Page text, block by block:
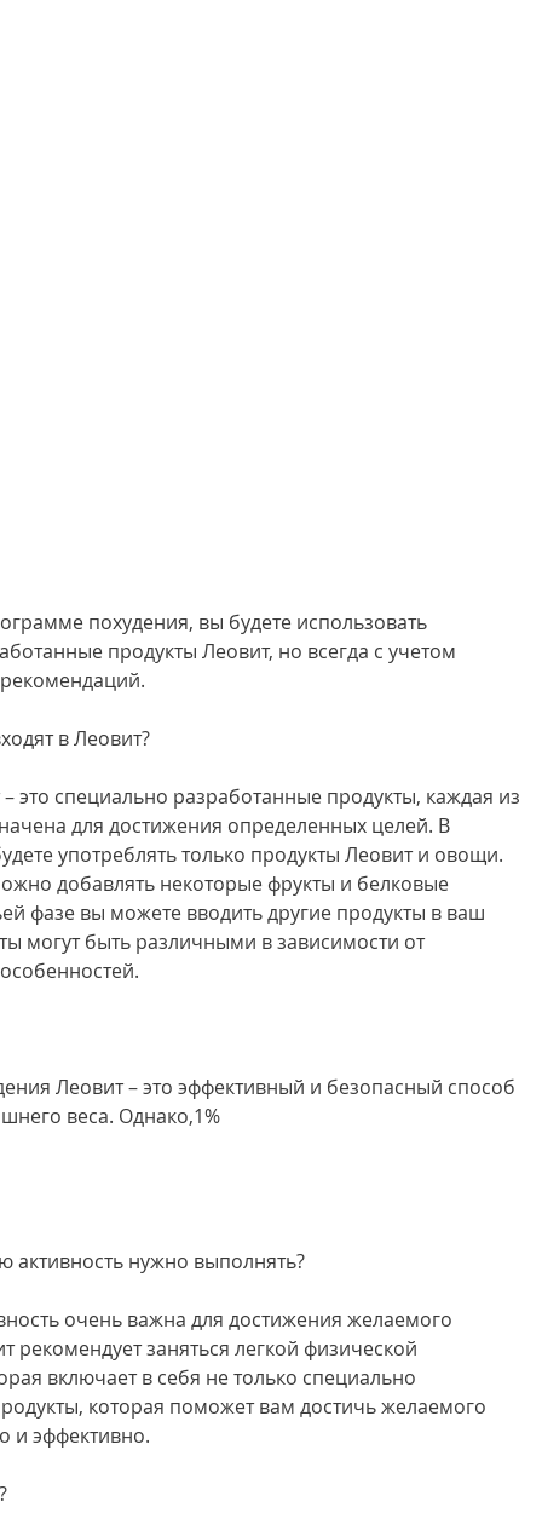
продукты Леовит, но всегда с учетом
в Леовит?
это специально разработанные продукты, каждая из
для достижения определенных целей. В
употреблять только продукты Леовит и овощи.
добавлять некоторые фрукты и белковые
фазе вы можете вводить другие продукты в ваш
могут быть различными в зависимости от
Леовит – это эффективный и безопасный способ
веса. Однако,1%
активность нужно выполнять?
очень важна для достижения желаемого
рекомендует заняться легкой физической
включает в себя не только специально
которая поможет вам достичь желаемого
и эффективно.